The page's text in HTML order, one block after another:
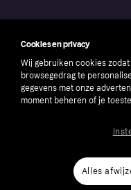
number: 556737-0431
Cookies en privacy
Wij gebruiken cookies
browsegedrag te
gegevens met onze
moment beheren of je
Alles